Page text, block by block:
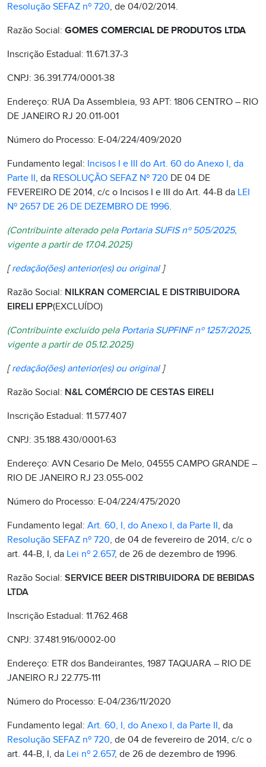
Resolução SEFAZ nº 720, de 04/02/2014.
Razão Social: GOMES COMERCIAL DE PRODUTOS LTDA
Inscrição Estadual: 11.671.37-3
CNPJ: 36.391.774/0001-38
Endereço: RUA Da Assembleia, 93 APT: 1806 CENTRO – RIO
DE JANEIRO RJ 20.011-001
Número do Processo: E-04/224/409/2020
Fundamento legal: Incisos I e III do Art. 60 do Anexo I, da
Parte II, da RESOLUÇÃO SEFAZ Nº 720 DE 04 DE
FEVEREIRO DE 2014, c/c o Incisos I e III do Art. 44-B da LEI
Nº 2657 DE 26 DE DEZEMBRO DE 1996.
(Contribuinte alterado pela Portaria SUFIS nº 505/2025,
vigente a partir de 17.04.2025)
[redação(ões) anterior(es) ou original ]
Razão Social: NILKRAN COMERCIAL E DISTRIBUIDORA
EIRELI EPP(EXCLUÍDO)
(Contribuinte excluído pela Portaria SUPFINF nº 1257/2025,
vigente a partir de 05.12.2025)
[redação(ões) anterior(es) ou original ]
Razão Social: N&L COMÉRCIO DE CESTAS EIRELI
Inscrição Estadual: 11.577.407
CNPJ: 35.188.430/0001-63
Endereço: AVN Cesario De Melo, 04555 CAMPO GRANDE –
RIO DE JANEIRO RJ 23.055-002
Número do Processo: E-04/224/475/2020
Fundamento legal: Art. 60, I, do Anexo I, da Parte II, da
Resolução SEFAZ nº 720, de 04 de fevereiro de 2014, c/c o
art. 44-B, I, da Lei nº 2.657, de 26 de dezembro de 1996.
Razão Social: SERVICE BEER DISTRIBUIDORA DE BEBIDAS
LTDA
Inscrição Estadual: 11.762.468
CNPJ: 37.481.916/0002-00
Endereço: ETR dos Bandeirantes, 1987 TAQUARA – RIO DE
JANEIRO RJ 22.775-111
Número do Processo: E-04/236/11/2020
Fundamento legal: Art. 60, I, do Anexo I, da Parte II, da
Resolução SEFAZ nº 720, de 04 de fevereiro de 2014, c/c o
art. 44-B, I, da Lei nº 2.657, de 26 de dezembro de 1996.